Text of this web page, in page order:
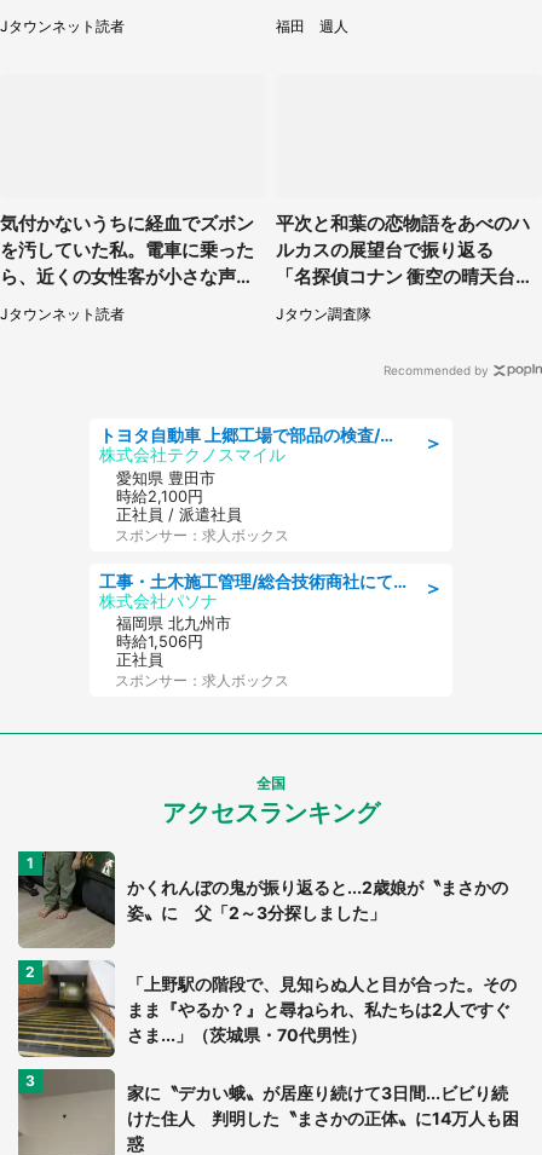
（茨城県・50代女性）
Jタウンネット読者 に5.3万人驚がく
福田 週人
気付かないうちに経血でズボン
を汚していた私。電車に乗った
ら、近くの女性客が小さな声で
（千葉県・10代女性）
Jタウンネット読者
平次と和葉の恋物語をあべのハ
ルカスの展望台で振り返る
「名探偵コナン 衝空の晴天台
（ハルカス）」コラボメニュー
も恋の味【7／24～11／29】
Jタウン調査隊
Recommended by
＞
トヨタ自動車 上郷工場で部品の検査/特典168万/tutumi
株式会社テクノスマイル
愛知県 豊田市
時給2,100円
正社員 / 派遣社員
スポンサー：求人ボックス
＞
工事・土木施工管理/総合技術商社にて施工管理のお仕事/即日勤務可/車通勤可/工事・土木施工管理/生産・品質管理
株式会社パソナ
福岡県 北九州市
時給1,506円
正社員
スポンサー：求人ボックス
全国
アクセスランキング
かくれんぼの鬼が振り返ると...2歳娘が〝まさかの
姿〟に 父「2～3分探しました」
「上野駅の階段で、見知らぬ人と目が合った。その
まま『やるか？』と尋ねられ、私たちは2人ですぐ
さま...」（茨城県・70代男性）
家に〝デカい蛾〟が居座り続けて3日間...ビビり続
けた住人 判明した〝まさかの正体〟に14万人も困
惑